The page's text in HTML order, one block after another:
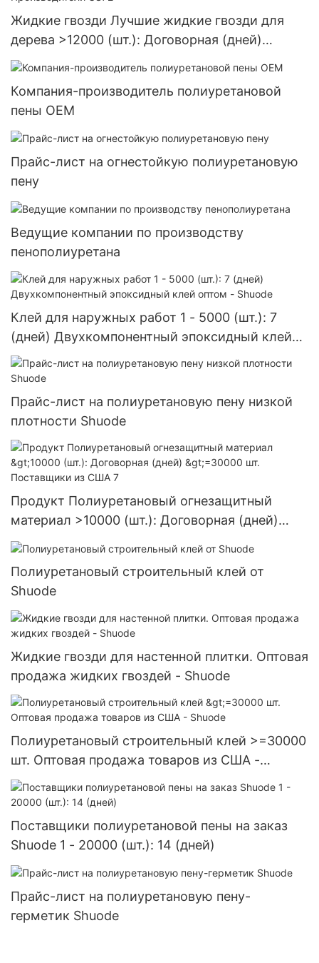
Жидкие гвозди Лучшие жидкие гвозди для
дерева >12000 (шт.): Договорная (дней)
>=30000 шт. Производители US72
Компания-производитель полиуретановой
пены OEM
Прайс-лист на огнестойкую полиуретановую
пену
Ведущие компании по производству
пенополиуретана
Клей для наружных работ 1 - 5000 (шт.): 7
(дней) Двухкомпонентный эпоксидный клей
оптом - Shuode
Прайс-лист на полиуретановую пену низкой
плотности Shuode
Продукт Полиуретановый огнезащитный
материал >10000 (шт.): Договорная (дней)
>=30000 шт. Поставщики из США 7
Полиуретановый строительный клей от
Shuode
Жидкие гвозди для настенной плитки. Оптовая
продажа жидких гвоздей - Shuode
Полиуретановый строительный клей >=30000
шт. Оптовая продажа товаров из США -
Shuode
Поставщики полиуретановой пены на заказ
Shuode 1 - 20000 (шт.): 14 (дней)
Прайс-лист на полиуретановую пену-
герметик Shuode